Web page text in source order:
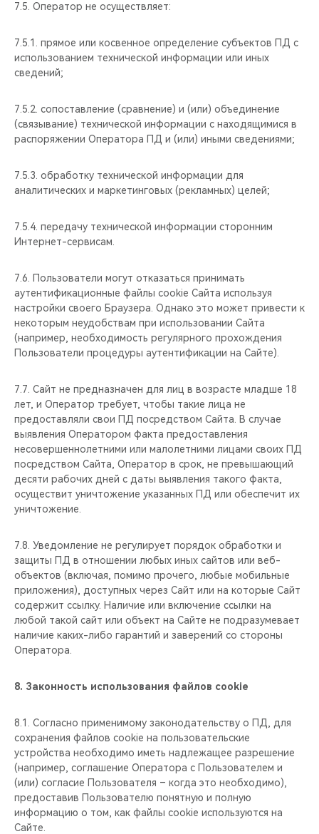
7.5. Оператор не осуществляет:
7.5.1. прямое или косвенное определение субъектов ПД с
использованием технической информации или иных
сведений;
7.5.2. сопоставление (сравнение) и (или) объединение
(связывание) технической информации с находящимися в
распоряжении Оператора ПД и (или) иными сведениями;
7.5.3. обработку технической информации для
аналитических и маркетинговых (рекламных) целей;
7.5.4. передачу технической информации сторонним
Интернет-сервисам.
7.6. Пользователи могут отказаться принимать
аутентификационные файлы cookie Сайта используя
настройки своего Браузера. Однако это может привести к
некоторым неудобствам при использовании Сайта
(например, необходимость регулярного прохождения
Пользователи процедуры аутентификации на Сайте).
7.7. Сайт не предназначен для лиц в возрасте младше 18
лет, и Оператор требует, чтобы такие лица не
предоставляли свои ПД посредством Сайта. В случае
выявления Оператором факта предоставления
несовершеннолетними или малолетними лицами своих ПД
посредством Сайта, Оператор в срок, не превышающий
десяти рабочих дней с даты выявления такого факта,
осуществит уничтожение указанных ПД или обеспечит их
уничтожение.
7.8. Уведомление не регулирует порядок обработки и
защиты ПД в отношении любых иных сайтов или веб-
объектов (включая, помимо прочего, любые мобильные
приложения), доступных через Сайт или на которые Сайт
содержит ссылку. Наличие или включение ссылки на
любой такой сайт или объект на Сайте не подразумевает
наличие каких-либо гарантий и заверений со стороны
Оператора.
8. Законность использования файлов cookie
8.1. Согласно применимому законодательству о ПД, для
сохранения файлов cookie на пользовательские
устройства необходимо иметь надлежащее разрешение
(например, cоглашение Оператора с Пользователем и
(или) согласие Пользователя – когда это необходимо),
предоставив Пользователю понятную и полную
информацию о том, как файлы cookie используются на
Сайте.